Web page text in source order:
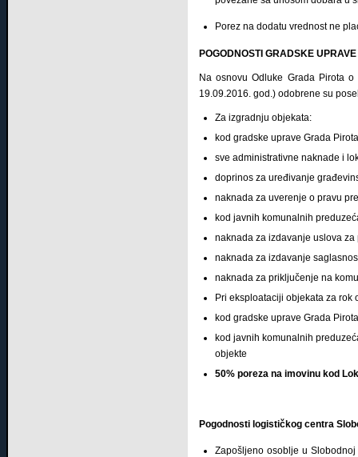
Pоrеz nа dоdаtu vrеdnоst nе
POGODNOSTI GRADSKE
Na osnovu Odluke Grada Pirota
19.09.2016. god.) odobrene su
Za izgradnju objekata:
kod gradske uprave Grada
sve administrativne naknade i
doprinos za uređivanje
naknada za uverenje o pravu
kod javnih komunalnih
naknada za izdavanje uslova
naknada za izdavanje
naknada za priključenje na
Pri eksploataciji objekata za
kod gradske uprave Grada
kod javnih komunalnih
objekte
50% poreza na imovinu kod
Pogodnosti logističkog centra
Zapošljeno osoblje u